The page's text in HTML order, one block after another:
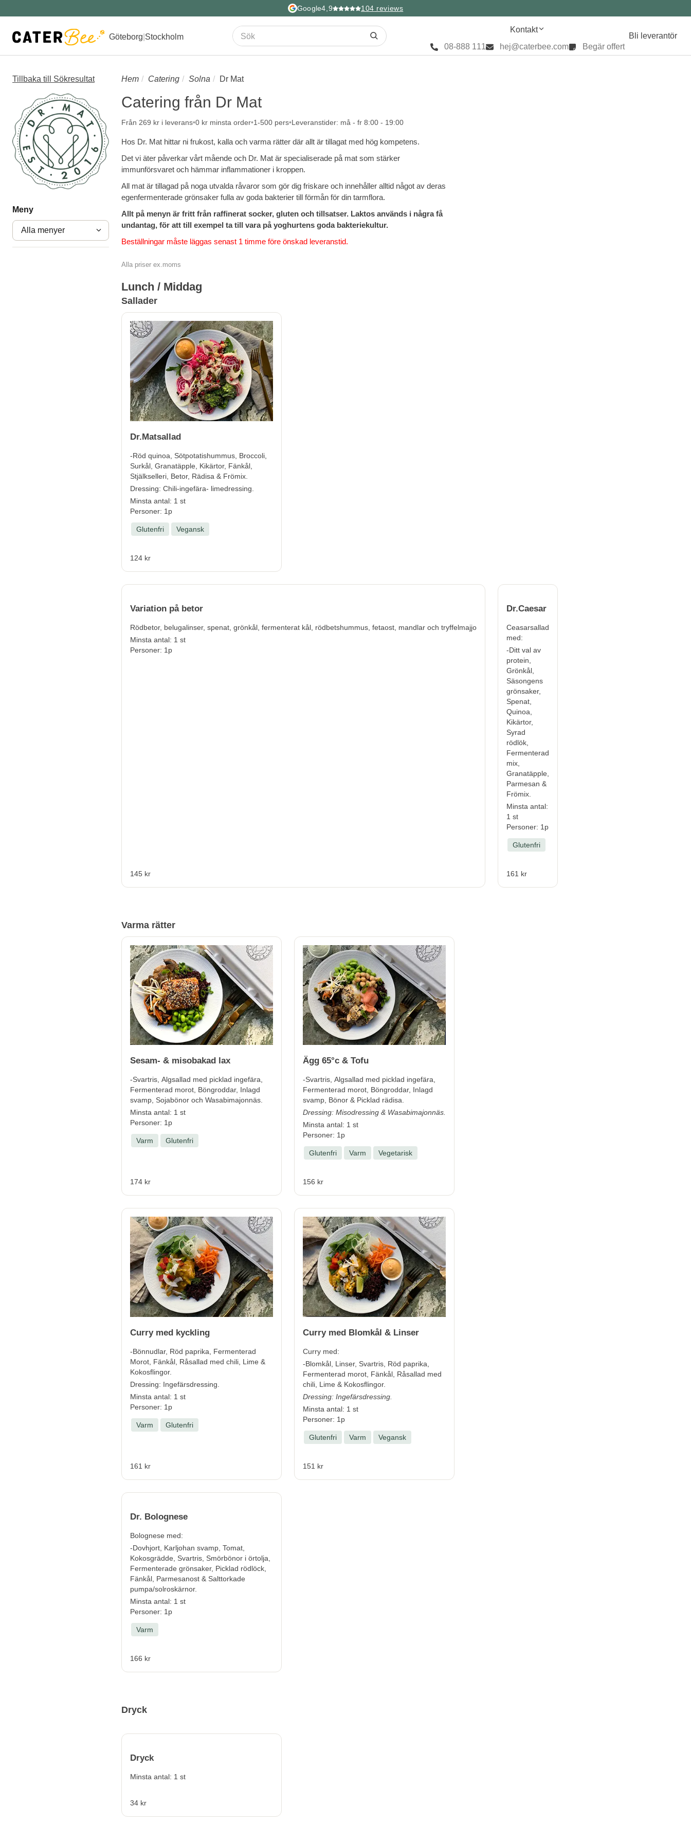
Google4,9 104 reviews
Göteborg Stockholm
Kontakt
08-888 111
hej@caterbee.com Begär offert
Bli leverantör
Tillbaka till Sökresultat
Meny
Alla menyer
Hem Catering Solna Dr Mat
Catering från Dr Mat
Från 269 kr i leverans 0 kr minsta order 1-500 pers Leveranstider: må - fr 8:00 - 19:00
Hos Dr. Mat hittar ni frukost, kalla och varma rätter där allt är tillagat med hög kompetens.
Det vi äter påverkar vårt mående och Dr. Mat är specialiserade på mat som stärker
immunförsvaret och hämmar inflammationer i kroppen.
All mat är tillagad på noga utvalda råvaror som gör dig friskare och innehåller alltid något av deras
egenfermenterade grönsaker fulla av goda bakterier till förmån för din tarmflora.
Allt på menyn är fritt från raffinerat socker, gluten och tillsatser. Laktos används i några få
undantag, för att till exempel ta till vara på yoghurtens goda bakteriekultur.
Beställningar måste läggas senast 1 timme före önskad leveranstid.
Alla priser ex.moms
Lunch / Middag
Sallader
Dr.Matsallad
-Röd quinoa, Sötpotatishummus, Broccoli,
Surkål, Granatäpple, Kikärtor, Fänkål,
Stjälkselleri, Betor, Rädisa & Frömix.
Dressing: Chili-ingefära- limedressing.
Minsta antal: 1 st
Personer: 1p
Glutenfri Vegansk
124 kr
Variation på betor
Rödbetor, belugalinser, spenat, grönkål, fermenterat kål, rödbetshummus, fetaost, mandlar och tryffelmajjo
Minsta antal: 1 st
Personer: 1p
145 kr
Dr.Caesar
Ceasarsallad
med:
-Ditt val av
protein,
Grönkål,
Säsongens
grönsaker,
Spenat,
Quinoa,
Kikärtor,
Syrad
rödlök,
Fermenterad
mix,
Granatäpple,
Parmesan &
Frömix.
Minsta antal:
1 st
Personer: 1p
Glutenfri
161 kr
Varma rätter
Sesam- & misobakad lax
-Svartris, Algsallad med picklad ingefära,
Fermenterad morot, Böngroddar, Inlagd
svamp, Sojabönor och Wasabimajonnäs.
Minsta antal: 1 st
Personer: 1p
Varm Glutenfri
174 kr
Ägg 65°c & Tofu
-Svartris, Algsallad med picklad ingefära,
Fermenterad morot, Böngroddar, Inlagd
svamp, Bönor & Picklad rädisa.
Dressing: Misodressing & Wasabimajonnäs.
Minsta antal: 1 st
Personer: 1p
Glutenfri Varm Vegetarisk
156 kr
Curry med kyckling
-Bönnudlar, Röd paprika, Fermenterad
Morot, Fänkål, Råsallad med chili, Lime &
Kokosflingor.
Dressing: Ingefärsdressing.
Minsta antal: 1 st
Personer: 1p
Varm Glutenfri
161 kr
Curry med Blomkål & Linser
Curry med:
-Blomkål, Linser, Svartris, Röd paprika,
Fermenterad morot, Fänkål, Råsallad med
chili, Lime & Kokosflingor.
Dressing: Ingefärsdressing.
Minsta antal: 1 st
Personer: 1p
Glutenfri Varm Vegansk
151 kr
Dr. Bolognese
Bolognese med:
-Dovhjort, Karljohan svamp, Tomat,
Kokosgrädde, Svartris, Smörbönor i örtolja,
Fermenterade grönsaker, Picklad rödlöck,
Fänkål, Parmesanost & Salttorkade
pumpa/solroskärnor.
Minsta antal: 1 st
Personer: 1p
Varm
166 kr
Dryck
Dryck
Minsta antal: 1 st
34 kr